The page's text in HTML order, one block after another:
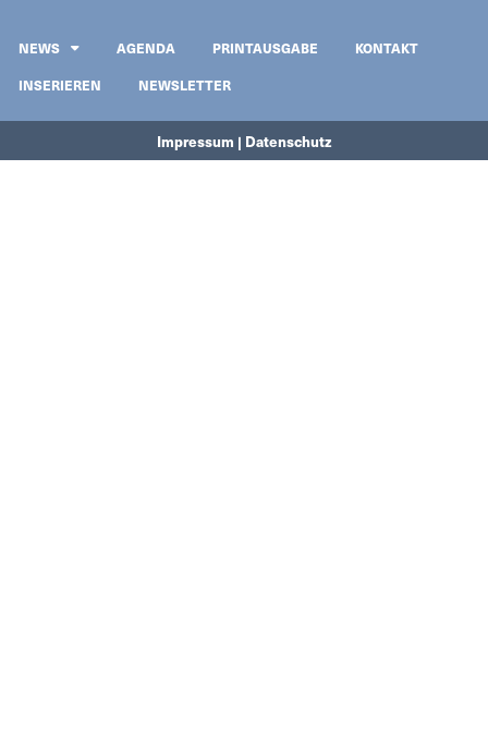
NEWS AGENDA PRINTAUSGABE
KONTAKT
INSERIEREN
NEWSLETTER
Impressum | Datenschutz